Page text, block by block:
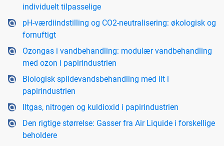
individuelt tilpasselige
pH-værdiindstilling og CO2-neutralisering: økologisk og
fornuftigt
Ozongas i vandbehandling: modulær vandbehandling
med ozon i papirindustrien
Biologisk spildevandsbehandling med ilt i
papirindustrien
Iltgas, nitrogen og kuldioxid i papirindustrien
Den rigtige størrelse: Gasser fra Air Liquide i forskellige
beholdere